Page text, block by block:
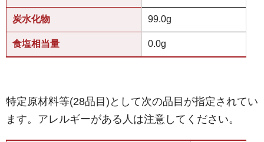
炭水化物 99.0g
食塩相当量 0.0g
特定原材料等(28品目)として次の品目が指定されてい
ます。アレルギーがある人は注意してください。